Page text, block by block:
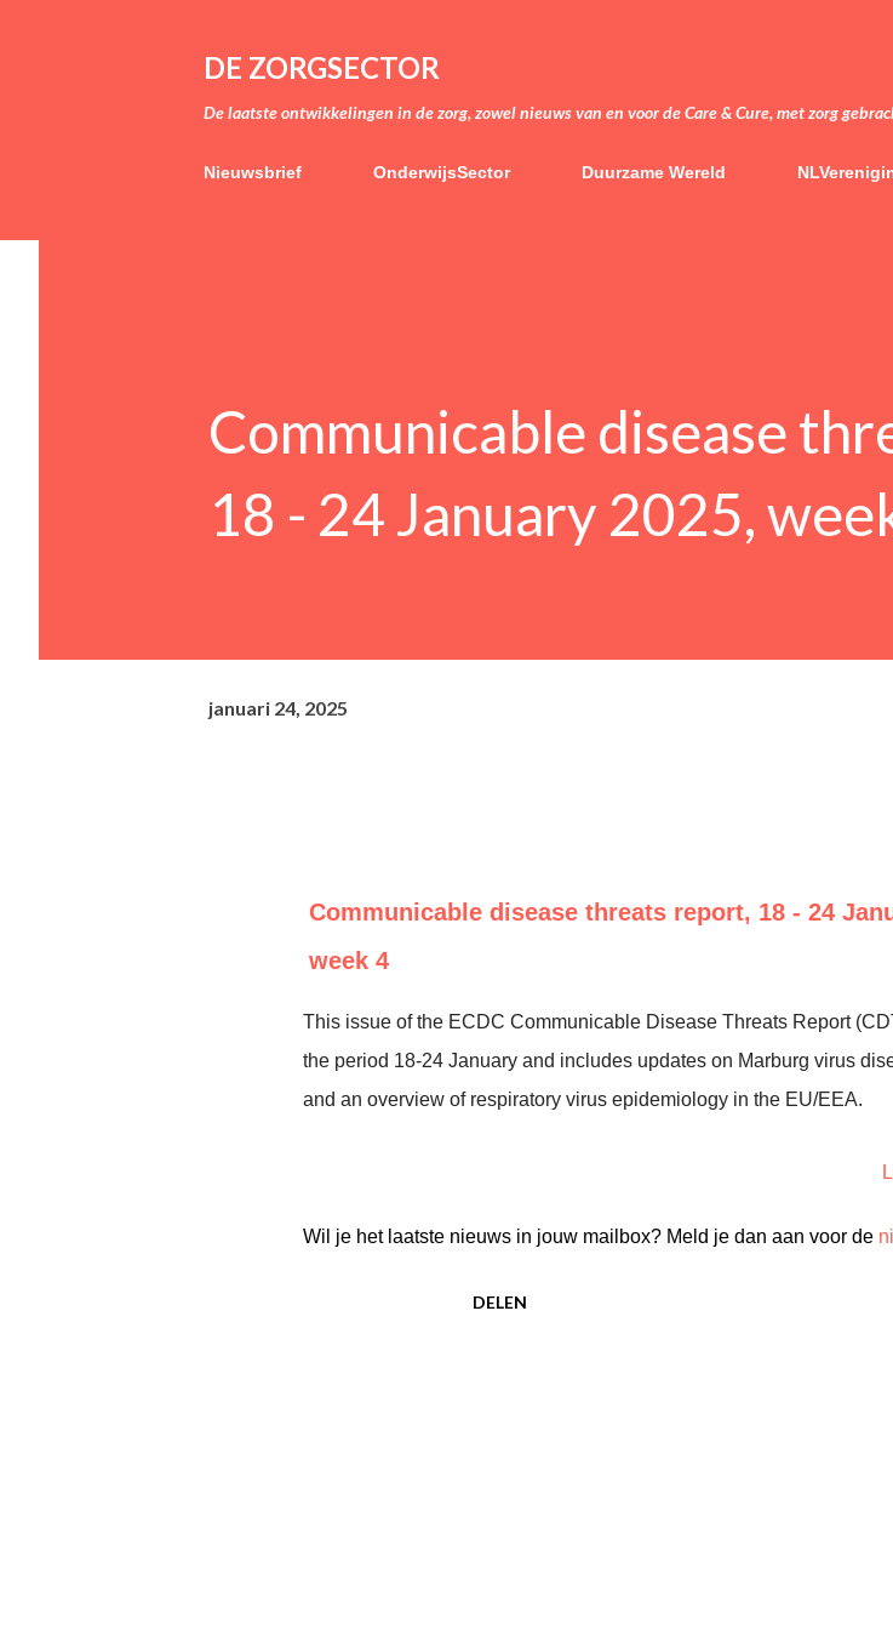
DE ZORGSECTOR
De laatste ontwikkelingen in de zorg, zowel nieuws van en voor de Care & Cure, met zorg
Nieuwsbrief OnderwijsSector Duurzame Wereld
Communicable disease
18 - 24 January 2025,
januari 24, 2025
Communicable disease threats report, 18 - 24
week 4
This issue of the ECDC Communicable Disease Threats Report
the period 18-24 January and includes updates on Marburg virus
and an overview of respiratory virus epidemiology in the EU/EEA.
Wil je het laatste nieuws in jouw mailbox? Meld je dan aan voor de
DELEN